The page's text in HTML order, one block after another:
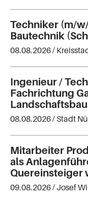
Techniker (m/
Bautechnik
08.08.2026 /
Ingenieur /
Fachrichtung
08.08.2026 / Stadt
Mitarbeiter
als
Quereinsteiger
09.08.2026 / Josef